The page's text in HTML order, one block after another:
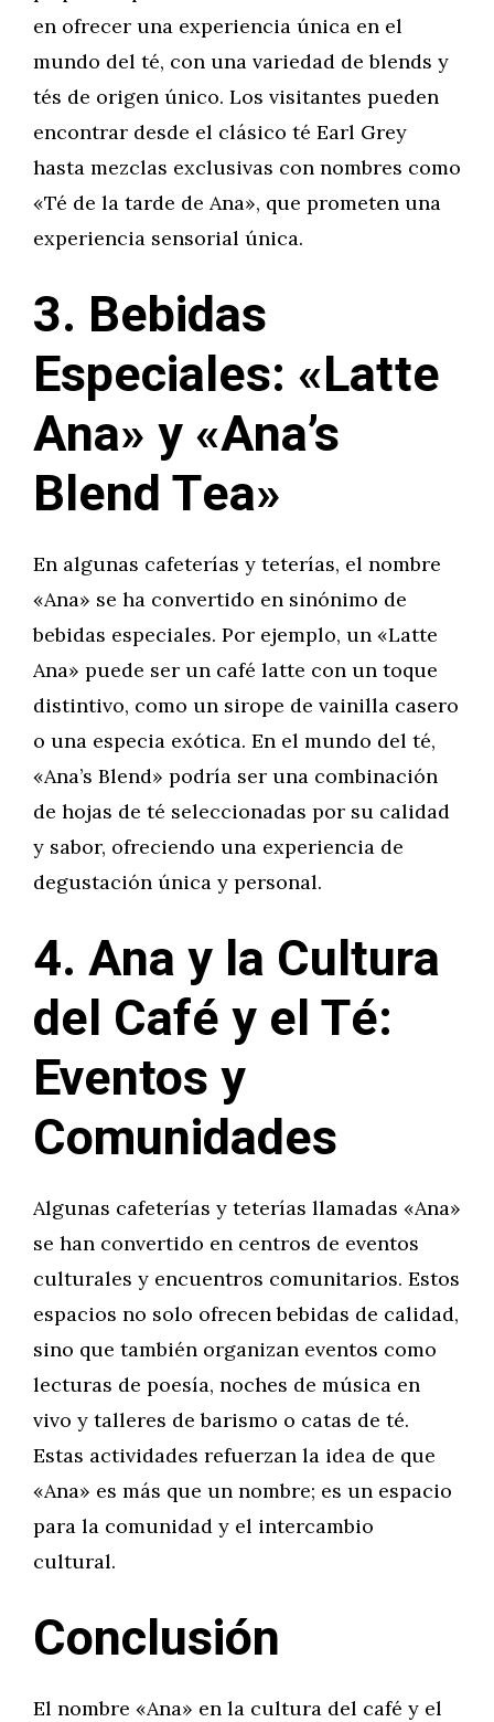
en ofrecer una experiencia única en el
mundo del té, con una variedad de blends y
tés de origen único. Los visitantes pueden
encontrar desde el clásico té Earl Grey
hasta mezclas exclusivas con nombres como
«Té de la tarde de Ana», que prometen una
experiencia sensorial única.
3. Bebidas
Especiales: «Latte
Ana» y «Ana’s
Blend Tea»
En algunas cafeterías y teterías, el nombre
«Ana» se ha convertido en sinónimo de
bebidas especiales. Por ejemplo, un «Latte
Ana» puede ser un café latte con un toque
distintivo, como un sirope de vainilla casero
o una especia exótica. En el mundo del té,
«Ana’s Blend» podría ser una combinación
de hojas de té seleccionadas por su calidad
y sabor, ofreciendo una experiencia de
degustación única y personal.
4. Ana y la Cultura
del Café y el Té:
Eventos y
Comunidades
Algunas cafeterías y teterías llamadas «Ana»
se han convertido en centros de eventos
culturales y encuentros comunitarios. Estos
espacios no solo ofrecen bebidas de calidad,
sino que también organizan eventos como
lecturas de poesía, noches de música en
vivo y talleres de barismo o catas de té.
Estas actividades refuerzan la idea de que
«Ana» es más que un nombre; es un espacio
para la comunidad y el intercambio
cultural.
Conclusión
El nombre «Ana» en la cultura del café y el